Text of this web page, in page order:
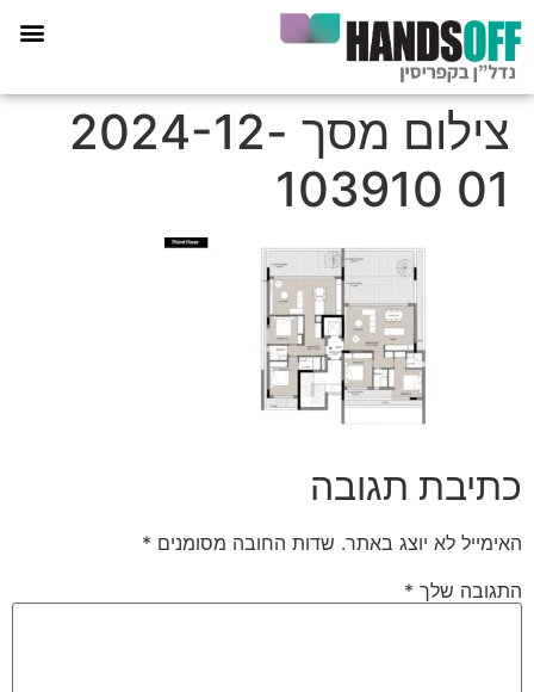
צילום מסך 2024-12-
01 103910
כתיבת תגובה
האימייל לא יוצג באתר. שדות החובה מסומנים *
התגובה שלך *